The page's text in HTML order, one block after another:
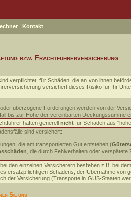
Kontakt
bzw. Frachtführerversicherung
verpflichtet, für Schäden, die an von ihnen
versichert dieses Risiko für Ihr
überzogene Forderungen werden von der
bis zur Höhe der vereinbarten Deckungssumme
haften generell nicht für Schäden aus
sind versichert:
die am transportierten Gut entstehen (
, die durch Fehlverhalten oder
den einzelnen Versicherern bestehen z.B. bei
ersatzpflichtigen Schadens, der Übernahme von
der Versicherung (Transporte in GUS-Staaten
Sie uns